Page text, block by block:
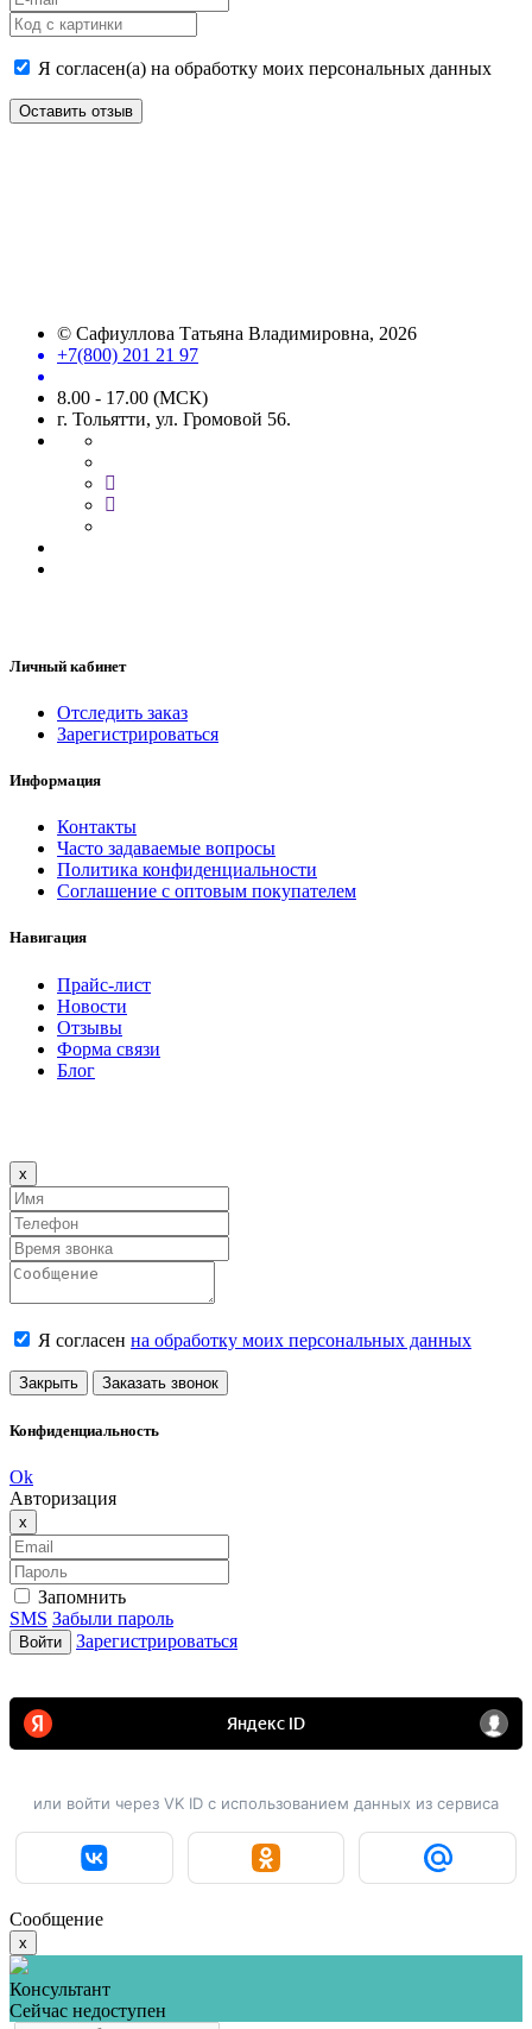
Я согласен(а) на обработку моих персональных данных
Оставить отзыв
© Сафиуллова Татьяна Владимировна, 2026
+7(800) 201 21 97
8.00 - 17.00 (МСК)
г. Тольятти, ул. Громовой 56.
Личный кабинет
Отследить заказ
Зарегистрироваться
Информация
Контакты
Часто задаваемые вопросы
Политика конфиденциальности
Соглашение с оптовым покупателем
Навигация
Прайс-лист
Новости
Отзывы
Форма связи
Блог
x
Я согласен на обработку моих персональных данных
Закрыть Заказать звонок
Конфиденциальность
Ok
Авторизация
x
Запомнить
SMS Забыли пароль
Войти Зарегистрироваться
или войти через VK ID с использованием данных из сервиса
Сообщение
x
Консультант
Сейчас недоступен